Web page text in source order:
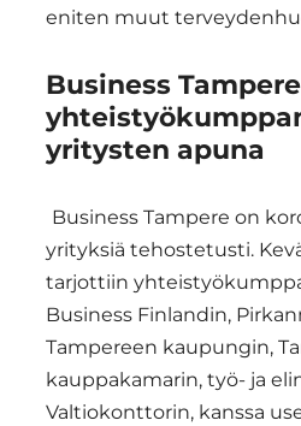
eniten muut
Business Tampere
yritysten apuna
Business Tampere on
yrityksiä tehostetusti.
tarjottiin
Business Finlandin,
Tampereen kaupungin,
kauppakamarin, työ- ja
Valtiokonttorin, kanssa